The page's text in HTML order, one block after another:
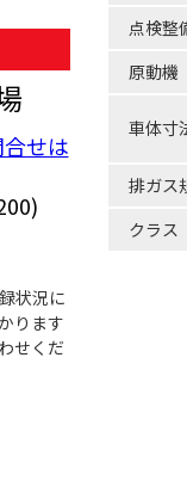
せは
状況に
ります
せくだ
点検整
原動機
車体寸
排ガス
クラス